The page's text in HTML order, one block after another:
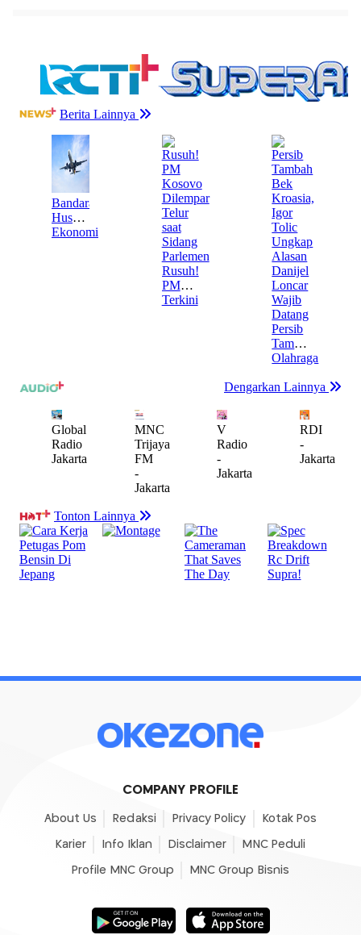
COMPANY PROFILE
About Us Redaksi Privacy Policy Kotak Pos
Karier Info Iklan Disclaimer MNC Peduli
Profile MNC Group MNC Group Bisnis